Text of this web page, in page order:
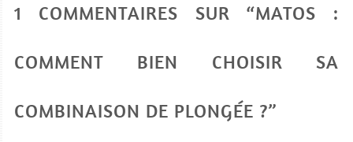
1 COMMENTAIRES SUR “MATOS :
COMMENT BIEN CHOISIR SA
COMBINAISON DE PLONGÉE ?”